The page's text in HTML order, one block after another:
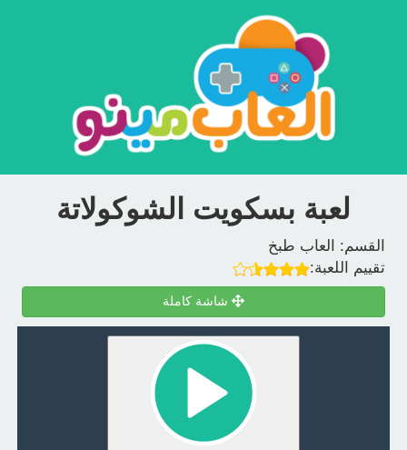
لعبة بسكويت الشوكولاتة
القسم:
العاب طبخ
تقييم اللعبة:
شاشة كاملة